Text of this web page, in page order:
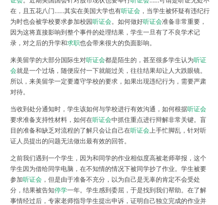
在，且五花八门……其实在美国大学也有听证会 ， 当学生被怀疑有违纪行
为时也会被学校要求参加校园听证会。如何做好听证会准备非常重要，
因为这将直接影响到整个事件的处理结果，学生一旦有了不良学术记
录，对之后的升学和求职也会带来很大的负面影响。
来美留学的大部分国际生对听证会都是陌生的，甚至很多学生认为听证
会就是一个过场，随便应付一下就能过关， 往往结果却让人大跌眼镜。
所以，来美留学一定要遵守学校的要求，如果出现违纪行为，需要严肃
对待。
当收到处分通知时，学生该如何与学校进行有效沟通 ，如何根据听证会
要求准备支持性材料，如何在听证会中抓住重点进行辩解非常关键。盲
目的准备和缺乏对流程的了解只会让自己在听证会 上手忙脚乱，针对听
证人员提出的问题无法做出最有效的回答。
之前我们遇到一个学生，因为和同学的作业相似度高被老师举报，这个
学生因为借给同学电脑，在不知情的情况下被同学抄了作业。学生被要
参加听证会 ，但是由于准备不充分，以为自己是无辜的肯定不会受处
分，结果被告知停学一年。学生感到委屈，于是找到我们帮助。在了解
事情经过后，专家老师指导学生提出申诉，证明自己独立完成的作业并